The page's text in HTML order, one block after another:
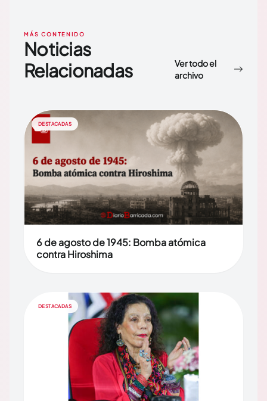
MÁS CONTENIDO
Noticias
Relacionadas
Ver todo el
archivo
DESTACADAS
6 de agosto de 1945: Bomba atómica
contra Hiroshima
DESTACADAS